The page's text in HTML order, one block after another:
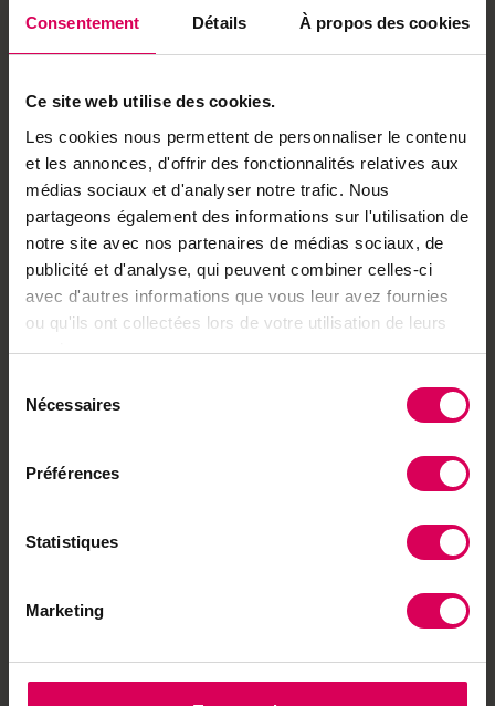
Consentement Détails À propos des cookies
Ce site web utilise des cookies.
Les cookies nous permettent de personnaliser le contenu
et les annonces, d'offrir des fonctionnalités relatives aux
médias sociaux et d'analyser notre trafic. Nous
partageons également des informations sur l'utilisation de
notre site avec nos partenaires de médias sociaux, de
publicité et d'analyse, qui peuvent combiner celles-ci
avec d'autres informations que vous leur avez fournies
ou qu'ils ont collectées lors de votre utilisation de leurs
services.
Nécessaires
Préférences
Statistiques
Marketing
Achetez local sur
notre boutique
Découvrez les produits
Ça pourrait vous intéresser
Balades
Balade vers une
les hauteurs de Verbier
fragilise la saison
Agriculture